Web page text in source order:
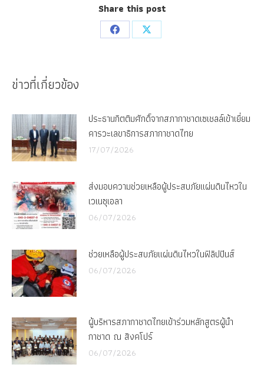
Share this post
Share
Share
ข่าวที่เกี่ยวข้อง
ประธานกิตติมศักดิ์จากสภากาชาดเซเชลล์เข้าเยี่ยม
คารวะเลขาธิการสภากาชาดไทย
17/07/2026
ส่งมอบความช่วยเหลือผู้ประสบภัยแผ่นดินไหวใน
เวเนซุเอลา
06/07/2026
ช่วยเหลือผู้ประสบภัยแผ่นดินไหวในฟิลิปปินส์
06/07/2026
ผู้บริหารสภากาชาดไทยเข้าร่วมหลักสูตรผู้นำ
กาชาด ณ สิงคโปร์
06/07/2026